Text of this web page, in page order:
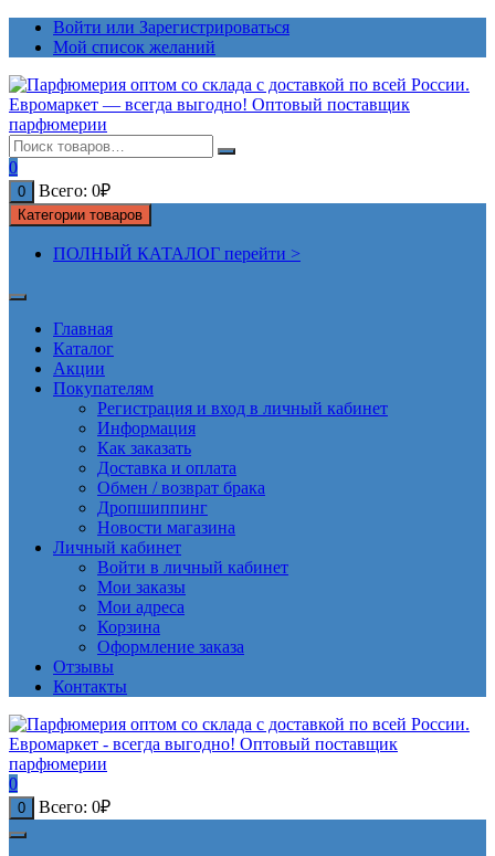
ПерейтиВойти или Зарегистрироваться
Мой список желаний
0
0 Всего: 0₽
Категории товаров
ПОЛНЫЙ КАТАЛОГ перейти >
Главная
Каталог
Акции
Покупателям
Регистрация и вход в личный кабинет
Информация
Как заказать
Доставка и оплата
Обмен / возврат брака
Дропшиппинг
Новости магазина
Личный кабинет
Войти в личный кабинет
Мои заказы
Мои адреса
Корзина
Оформление заказа
Отзывы
Контакты
0
0 Всего: 0₽